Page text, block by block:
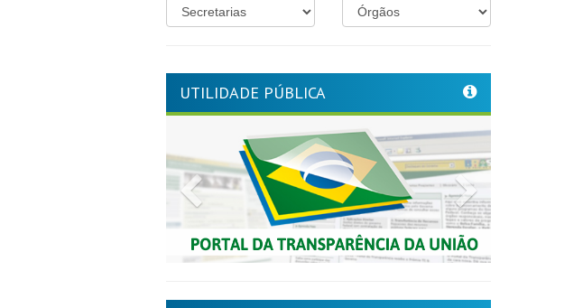
UTILIDADE PÚBLICA
Previous